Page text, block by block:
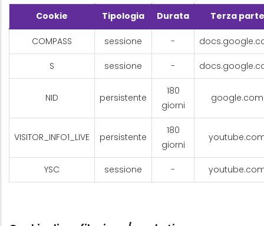
Cookie Tipologia Durata Terza parte
COMPASS sessione -
S sessione -
NID persistente
180
giorni
google.com
VISITOR_INFO1_LIVE persistente
180
giorni
YSC sessione -